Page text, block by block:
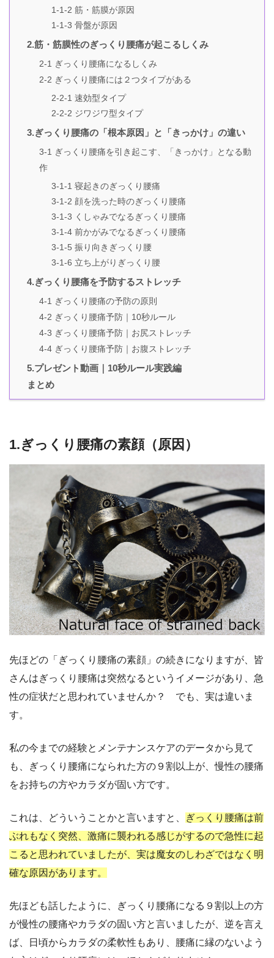
1-1-2 筋・筋膜が原因
1-1-3 骨盤が原因
2.筋・筋膜性のぎっくり腰痛が起こるしくみ
2-1 ぎっくり腰痛になるしくみ
2-2 ぎっくり腰痛には２つタイプがある
2-2-1 速効型タイプ
2-2-2 ジワジワ型タイプ
3.ぎっくり腰痛の「根本原因」と「きっかけ」の違い
3-1 ぎっくり腰痛を引き起こす、「きっかけ」となる動
作
3-1-1 寝起きのぎっくり腰痛
3-1-2 顔を洗った時のぎっくり腰痛
3-1-3 くしゃみでなるぎっくり腰痛
3-1-4 前かがみでなるぎっくり腰痛
3-1-5 振り向きぎっくり腰
3-1-6 立ち上がりぎっくり腰
4.ぎっくり腰痛を予防するストレッチ
4-1 ぎっくり腰痛の予防の原則
4-2 ぎっくり腰痛予防｜10秒ルール
4-3 ぎっくり腰痛予防｜お尻ストレッチ
4-4 ぎっくり腰痛予防｜お腹ストレッチ
5.プレゼント動画｜10秒ルール実践編
まとめ
1.ぎっくり腰痛の素顔（原因）
先ほどの「ぎっくり腰痛の素顔」の続きになりますが、皆
さんはぎっくり腰痛は突然なるというイメージがあり、急
性の症状だと思われていませんか？ でも、実は違いま
す。
私の今までの経験とメンテナンスケアのデータから見て
も、ぎっくり腰痛になられた方の９割以上が、慢性の腰痛
をお持ちの方やカラダが固い方です。
これは、どういうことかと言いますと、
ぎっくり腰痛は前
ぶれもなく突然、激痛に襲われる感じがするので急性に起
こると思われていましたが、実は魔女のしわざではなく明
確な原因があります。
先ほども話したように、ぎっくり腰痛になる９割以上の方
が慢性の腰痛やカラダの固い方と言いましたが、逆を言え
ば、日頃からカラダの柔軟性もあり、腰痛に縁のないよう